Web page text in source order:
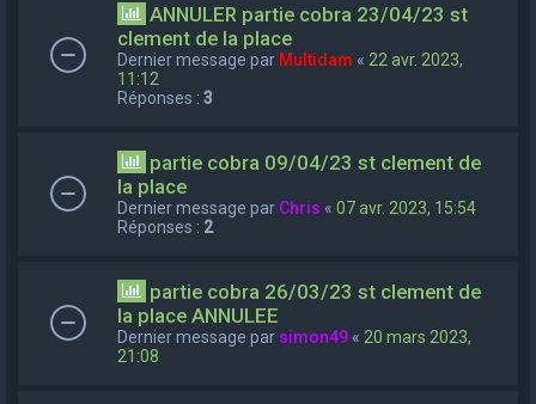
ANNULER partie cobra 23/04/23 st
clement de la place
Dernier message par Multidam « 22 avr. 2023,
11:12
Réponses : 3
partie cobra 09/04/23 st clement de
la place
Dernier message par Chris « 07 avr. 2023, 15:54
Réponses : 2
partie cobra 26/03/23 st clement de
la place ANNULEE
Dernier message par simon49 « 20 mars 2023,
21:08